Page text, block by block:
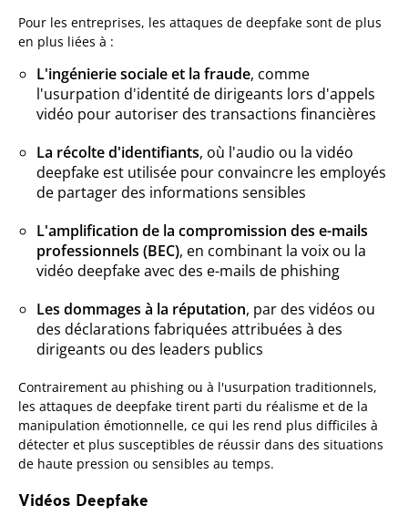
Pour les entreprises, les attaques de deepfake sont de plus
en plus liées à :
L'ingénierie sociale et la fraude, comme
l'usurpation d'identité de dirigeants lors d'appels
vidéo pour autoriser des transactions financières
La récolte d'identifiants, où l'audio ou la vidéo
deepfake est utilisée pour convaincre les employés
de partager des informations sensibles
L'amplification de la compromission des e-mails
professionnels (BEC), en combinant la voix ou la
vidéo deepfake avec des e-mails de phishing
Les dommages à la réputation, par des vidéos ou
des déclarations fabriquées attribuées à des
dirigeants ou des leaders publics
Contrairement au phishing ou à l'usurpation traditionnels,
les attaques de deepfake tirent parti du réalisme et de la
manipulation émotionnelle, ce qui les rend plus difficiles à
détecter et plus susceptibles de réussir dans des situations
de haute pression ou sensibles au temps.
Vidéos Deepfake